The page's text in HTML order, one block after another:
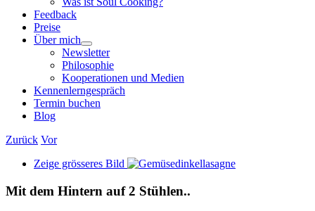
Feedback
Preise
Über mich
Newsletter
Philosophie
Kooperationen und Medien
Kennenlerngespräch
Termin buchen
Blog
Zurück Vor
Zeige grösseres Bild
Mit dem Hintern auf 2 Stühlen..